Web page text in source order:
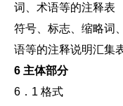
词、术语等的注释表
符号、标志、缩略词
语等的注释说明汇集
6 主体部分
6．1 格式